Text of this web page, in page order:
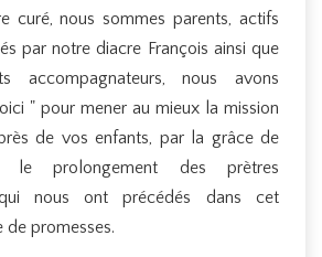
curé, nous sommes parents, actifs
par notre diacre François ainsi que
accompagnateurs, nous avons
" pour mener au mieux la mission
de vos enfants, par la grâce de
prolongement des prètres
nous ont précédés dans cet
de promesses.